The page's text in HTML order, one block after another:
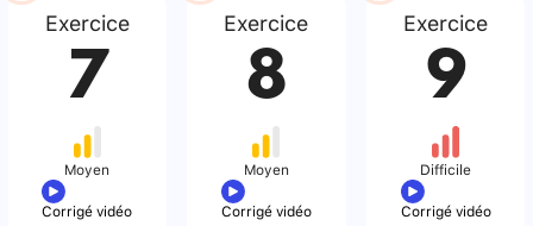
Exercice
7
Moyen
Corrigé vidéo
Exercice
8
Moyen
Corrigé vidéo
Exercice
9
Difficile
Corrigé vidéo